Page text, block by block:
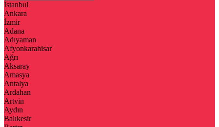
İstanbul
Ankara
İzmir
Adana
Adıyaman
Afyonkarahisar
Ağrı
Aksaray
Amasya
Antalya
Ardahan
Artvin
Aydın
Balıkesir